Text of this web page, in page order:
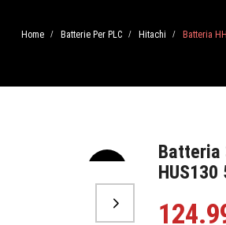
Home / Batterie Per PLC / Hitachi / Batteria
Batteria